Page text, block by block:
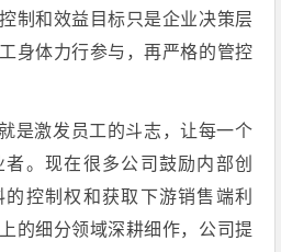
制和效益目标只是企业决策层
身体力行参与，再严格的管控
是激发员工的斗志，让每一个
。现在很多公司鼓励内部创
控制权和获取下游销售端利
的细分领域深耕细作，公司提